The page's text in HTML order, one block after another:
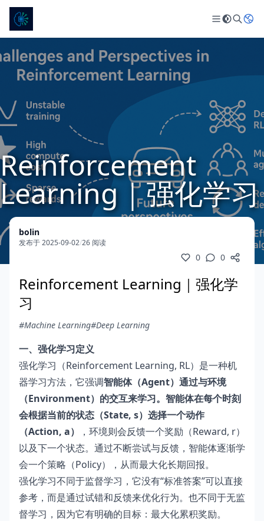
Reinforcement
Learning｜强化学习
bolin
发布于 2025-09-02/26 阅读
0 0
Reinforcement Learning｜强化学
习
#Machine Learning#Deep Learning
一、强化学习定义
强化学习（Reinforcement Learning, RL）是一种机
器学习方法，它强调智能体（Agent）通过与环境
（Environment）的交互来学习。智能体在每个时刻
会根据当前的状态（State, s）选择一个动作
（Action, a）
，环境则会反馈一个奖励（Reward, r）
以及下一个状态。通过不断尝试与反馈，智能体逐渐学
会一个策略（Policy），从而最大化长期回报。
强化学习不同于监督学习，它没有“标准答案”可以直接
参考，而是通过试错和反馈来优化行为。也不同于无监
督学习，因为它有明确的目标：最大化累积奖励。